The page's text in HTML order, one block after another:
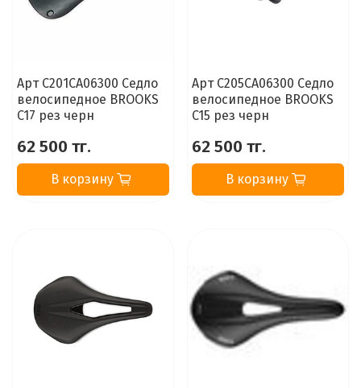
Арт C201CA06300 Седло
велосипедное BROOKS
C17 рез черн
62 500 тг.
В корзину
Арт C205CA06300 Седло
велосипедное BROOKS
C15 рез черн
62 500 тг.
В корзину